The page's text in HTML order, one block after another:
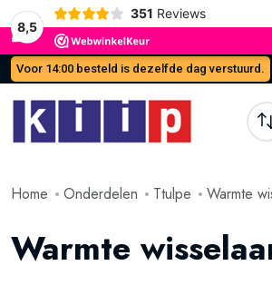
8,5
351 Reviews
Voor 14:00 besteld is dezelfde dag verstuurd.
Home Onderdelen Ttulpe Warmte
Warmte